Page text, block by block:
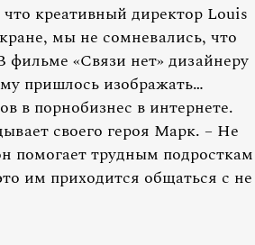
креативный директор Louis
мы не сомневались, что
«Связи нет» дизайнеру
пришлось изображать…
в порнобизнес в интернете.
своего героя Марк. – Не
помогает трудным подросткам
им приходится общаться с не